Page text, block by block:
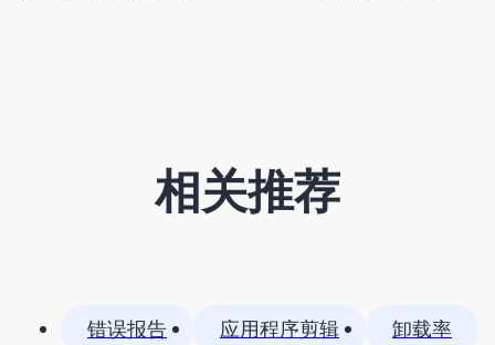
相关推荐
错误报告 应用程序剪辑
卸载率